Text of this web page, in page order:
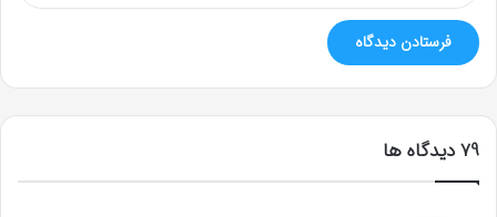
‫79 دیدگاه ها